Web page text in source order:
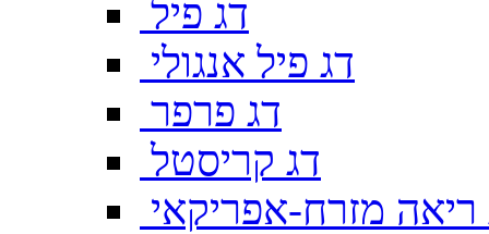
דג פיל
דג פיל אנגולי
דג פרפר
דג קריסטל
ריאה מזרח-אפריקאי